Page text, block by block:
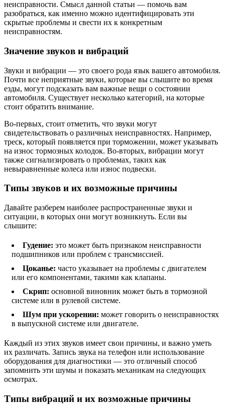
неисправности. Смысл данной статьи — помочь вам
разобраться, как именно можно идентифицировать эти
скрытые проблемы и свести их к конкретным
неисправностям.
Значение звуков и вибраций
Звуки и вибрации — это своего рода язык вашего автомобиля.
Почти все неприятные звуки, которые вы слышите во время
езды, могут подсказать вам важные вещи о состоянии
автомобиля. Существует несколько категорий, на которые
стоит обратить внимание.
Во-первых, стоит отметить, что звуки могут
свидетельствовать о различных неисправностях. Например,
треск, который появляется при торможении, может указывать
на износ тормозных колодок. Во-вторых, вибрации могут
также сигнализировать о проблемах, таких как
невыравненные колеса или износ подвески.
Типы звуков и их возможные причины
Давайте разберем наиболее распространенные звуки и
ситуации, в которых они могут возникнуть. Если вы
слышите:
Гудение: это может быть признаком неисправности
подшипников или проблем с трансмиссией.
Цоканье: часто указывает на проблемы с двигателем
или его компонентами, такими как клапаны.
Скрип: основной виновник может быть в тормозной
системе или в рулевой системе.
Шум при ускорении: может говорить о неисправностях
в выпускной системе или двигателе.
Каждый из этих звуков имеет свои причины, и важно уметь
их различать. Запись звука на телефон или использование
оборудования для диагностики — это отличный способ
запомнить эти шумы и показать механикам на следующих
осмотрах.
Типы вибраций и их возможные причины